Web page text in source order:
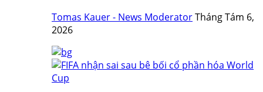
Tomas Kauer - News ModeratorTháng Tám 6,
2026